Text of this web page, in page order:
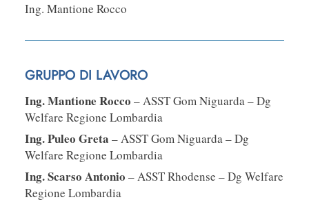
Ing. Mantione Rocco
GRUPPO DI LAVORO
Ing. Mantione Rocco – ASST Gom Niguarda – Dg
Welfare Regione Lombardia
Ing. Puleo Greta – ASST Gom Niguarda – Dg
Welfare Regione Lombardia
Ing. Scarso Antonio – ASST Rhodense – Dg Welfare
Regione Lombardia